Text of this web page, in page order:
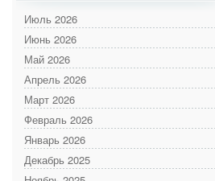
Июль 2026
Июнь 2026
Май 2026
Апрель 2026
Март 2026
Февраль 2026
Январь 2026
Декабрь 2025